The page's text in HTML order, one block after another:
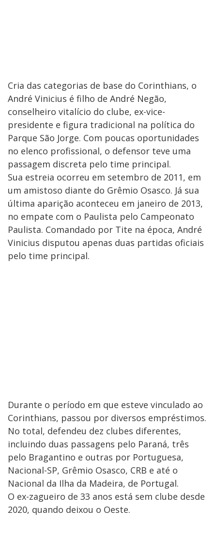
Cria das categorias de base do Corinthians, o
André Vinicius é filho de André Negão,
conselheiro vitalício do clube, ex-vice-
presidente e figura tradicional na política do
Parque São Jorge. Com poucas oportunidades
no elenco profissional, o defensor teve uma
passagem discreta pelo time principal.
Sua estreia ocorreu em setembro de 2011, em
um amistoso diante do Grêmio Osasco. Já sua
última aparição aconteceu em janeiro de 2013,
no empate com o Paulista pelo Campeonato
Paulista. Comandado por Tite na época, André
Vinicius disputou apenas duas partidas oficiais
pelo time principal.
Durante o período em que esteve vinculado ao
Corinthians, passou por diversos empréstimos.
No total, defendeu dez clubes diferentes,
incluindo duas passagens pelo Paraná, três
pelo Bragantino e outras por Portuguesa,
Nacional-SP, Grêmio Osasco, CRB e até o
Nacional da Ilha da Madeira, de Portugal.
O ex-zagueiro de 33 anos está sem clube desde
2020, quando deixou o Oeste.